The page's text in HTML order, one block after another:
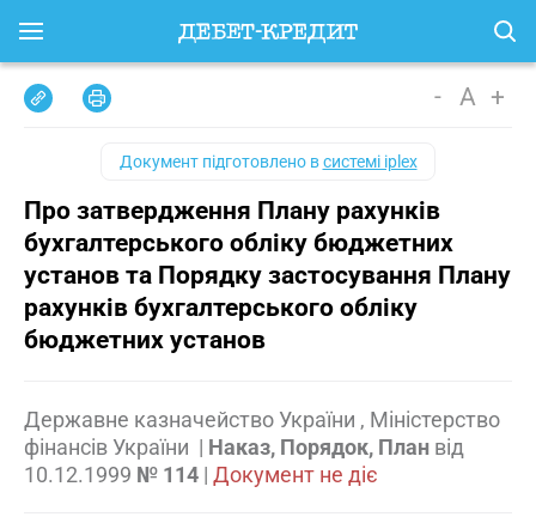
- A +
Документ підготовлено всистемі iplex
Про затвердження Плану рахунків
бухгалтерського обліку бюджетних
установ та Порядку застосування Плану
рахунків бухгалтерського обліку
бюджетних установ
Державне казначейство України , Міністерство
фінансів України | Наказ, Порядок, План від
10.12.1999 № 114 | Документ не діє